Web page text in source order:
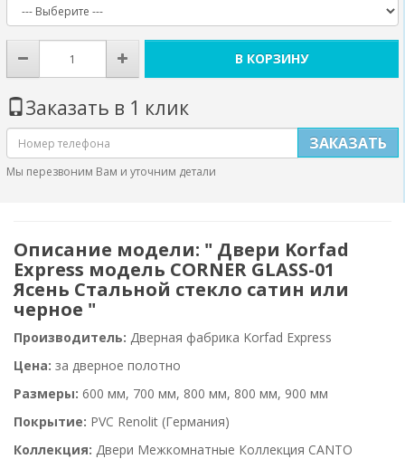
В КОРЗИНУ
Заказать в 1 клик
ЗАКАЗАТЬ
Мы перезвоним Вам и уточним детали
Описание модели: " Двери Korfad
Express модель CORNER GLASS-01
Ясень Стальной стекло сатин или
черное "
Производитель: Дверная фабрика Korfad Express
Цена: за дверное полотно
Размеры: 600 мм, 700 мм, 800 мм, 800 мм, 900 мм
Покрытие: PVC Renolit (Германия)
Коллекция: Двери Межкомнатные Коллекция CANTO